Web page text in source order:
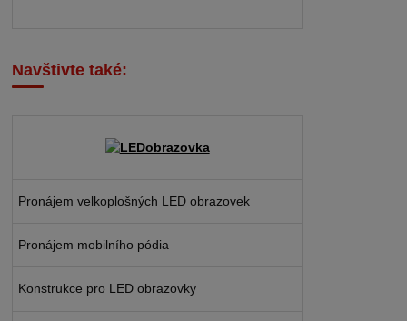
Navštivte také:
Pronájem velkoplošných LED obrazovek
Pronájem mobilního pódia
Konstrukce pro LED obrazovky